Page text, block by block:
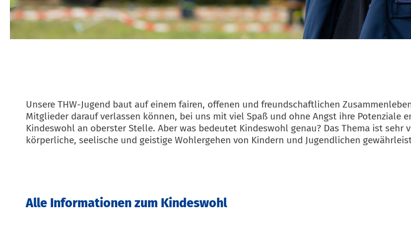
Unsere THW-Jugend baut auf einem fairen, offenen und freundschaftlichen
Mitglieder darauf verlassen können, bei uns mit viel Spaß und ohne Angst ihre Potenziale
Kindeswohl an oberster Stelle. Aber was bedeutet Kindeswohl genau? Das Thema ist sehr
körperliche, seelische und geistige Wohlergehen von Kindern und Jugendlichen
Alle Informationen zum Kindeswohl